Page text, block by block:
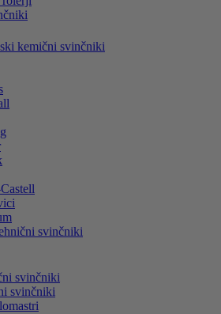
kemični svinčniki
svinčniki
svinčniki
svinčniki